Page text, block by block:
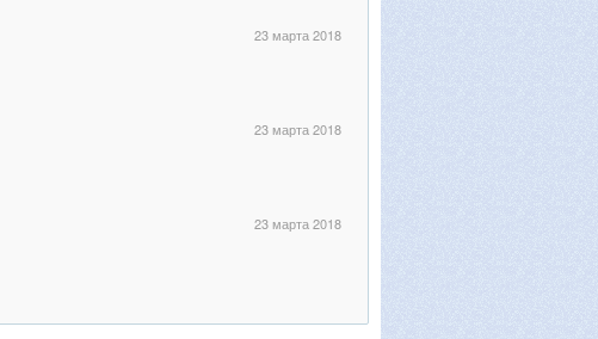
23 марта 2018
23 марта 2018
23 марта 2018